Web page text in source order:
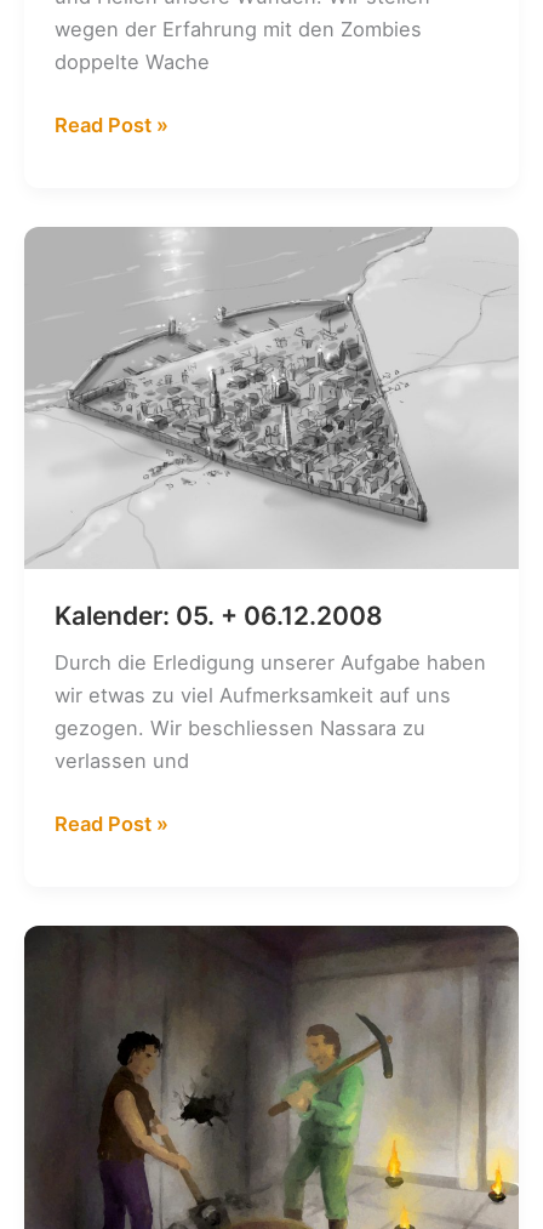
wegen der Erfahrung mit den Zombies
doppelte Wache
Kalender:
13.06.2009
Read Post »
Kalender: 05. + 06.12.2008
Durch die Erledigung unserer Aufgabe haben
wir etwas zu viel Aufmerksamkeit auf uns
gezogen. Wir beschliessen Nassara zu
verlassen und
Kalender:
06.12.2008
Read Post »